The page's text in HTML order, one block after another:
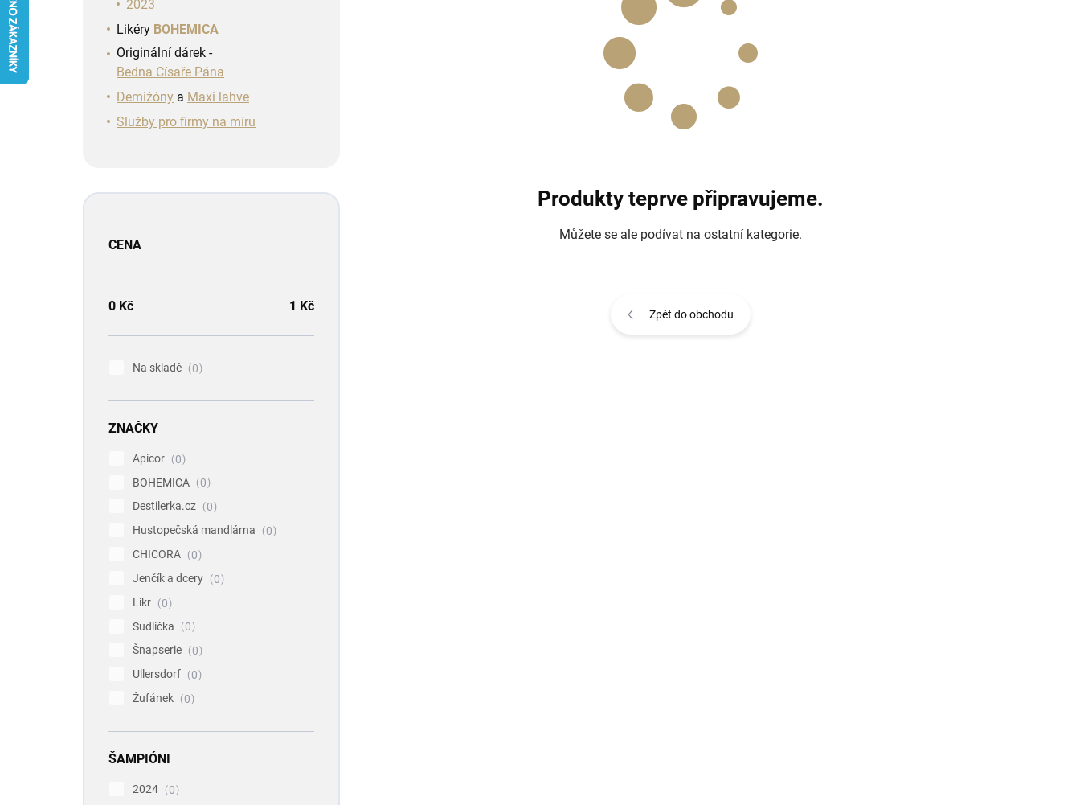
2023
Likéry BOHEMICA
Originální dárek -
Bedna Císaře Pána
Demižóny a Maxi lahve
Služby pro firmy na míru
CENA
0 Kč 1 Kč
Na skladě 0
ZNAČKY
Apicor
0
BOHEMICA
0
Destilerka.cz
0
Hustopečská mandlárna
0
CHICORA
0
Jenčík a dcery
0
Likr
0
Sudlička
0
Šnapserie
0
Ullersdorf
0
Žufánek
0
ŠAMPIÓNI
2024
0
Produkty teprve připravujeme.
Můžete se ale podívat na ostatní kategorie.
Zpět do obchodu